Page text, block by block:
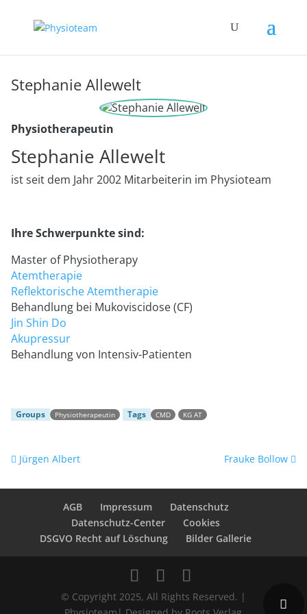
Stephanie Allewelt
Physiotherapeutin
Stephanie Allewelt
ist seit dem Jahr 2002 Mitarbeiterin im Physioteam
Ihre Schwerpunkte sind:
Master of Physiotherapy
Atemtherapie
Reflektorische Atemtherapie
Behandlung bei Mukoviscidose (CF)
Jin Shin Do
Akupressur
Behandlung von Intensiv-Patienten
Groups Physiotherapeutin Tags CMD KG AT
Post navigation
Jürgen Albert Frauke Bollow
AGB Impressum
Datenschutz
Datenschutz-Center
Cookies
DSGVO Recht auf Löschung
Bilder Gallerie
© Copyright 2025, All Rights Reserved. |